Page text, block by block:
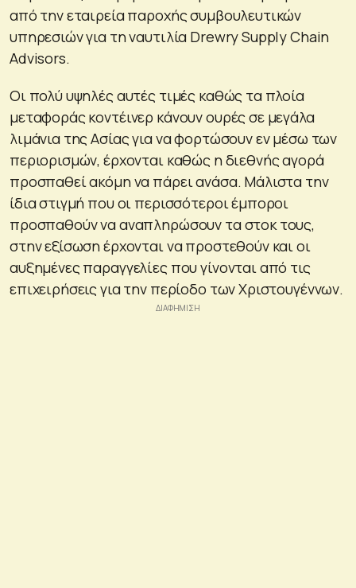
από την εταιρεία παροχής συμβουλευτικών
υπηρεσιών για τη ναυτιλία Drewry Supply Chain
Advisors.
Οι πολύ υψηλές αυτές τιμές καθώς τα πλοία
μεταφοράς κοντέινερ κάνουν ουρές σε μεγάλα
λιμάνια της Ασίας για να φορτώσουν εν μέσω των
περιορισμών, έρχονται καθώς η διεθνής αγορά
προσπαθεί ακόμη να πάρει ανάσα. Μάλιστα την
ίδια στιγμή που οι περισσότεροι έμποροι
προσπαθούν να αναπληρώσουν τα στοκ τους,
στην εξίσωση έρχονται να προστεθούν και οι
αυξημένες παραγγελίες που γίνονται από τις
επιχειρήσεις για την περίοδο των Χριστουγέννων.